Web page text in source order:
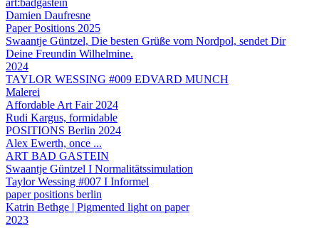
art:badgastein
Damien Daufresne
Paper Positions 2025
Swaantje Güntzel, Die besten Grüße vom Nordpol, sendet Dir
Deine Freundin Wilhelmine.
2024
TAYLOR WESSING #009 EDVARD MUNCH
Malerei
Affordable Art Fair 2024
Rudi Kargus, formidable
POSITIONS Berlin 2024
Alex Ewerth, once ...
ART BAD GASTEIN
Swaantje Güntzel I Normalitätssimulation
Taylor Wessing #007 I Informel
paper positions berlin
Katrin Bethge | Pigmented light on paper
2023